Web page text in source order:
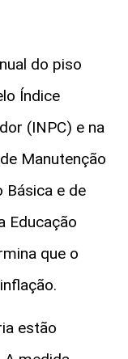
do piso
Índice
(INPC) e na
Manutenção
Básica e de
Educação
que o
estão